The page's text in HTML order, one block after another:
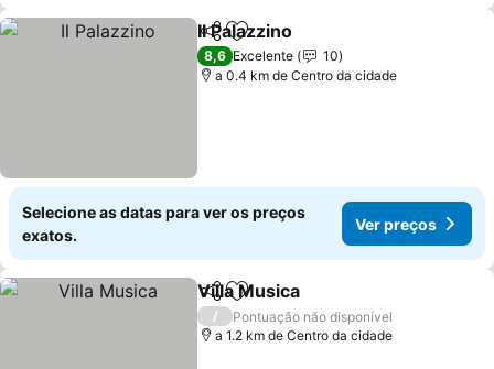
PartilharAdicionar aos favoritos
Il Palazzino
8,6 Excelente
10
a 0.4 km de Centro da cidade
Selecione as datas para ver os preços
exatos.
Ver preços
PartilharAdicionar aos favoritos
Villa Musica
/
Pontuação não disponível
a 1.2 km de Centro da cidade